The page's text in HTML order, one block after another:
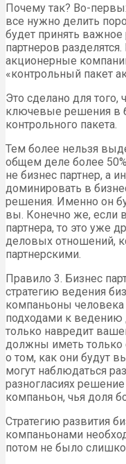
Почему так? Во-
все нужно делить
будет принять
партнеров
акционерные
«контрольный пакет
Это сделано для
ключевые решения в
контрольного пакета.
Тем более нельзя
общем деле более
не бизнес партнер, а
доминировать в
решения. Именно он
вы. Конечно же, если
партнера, то это уже
деловых отношений,
партнерскими.
Правило 3. Бизнес
стратегию ведения
компаньоны
подходами к ведению
только навредит
должны иметь только
о том, как они будут
могут наблюдаться
разногласиях
компаньон, чья доля
Стратегию развития
компаньонами
потом не было